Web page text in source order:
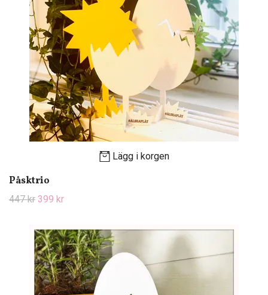
Lägg i korgen
Påsktrio
447 kr 399 kr